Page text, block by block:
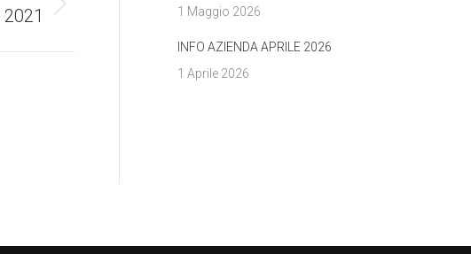
1 Maggio 2026
INFO AZIENDA APRILE 2026
1 Aprile 2026